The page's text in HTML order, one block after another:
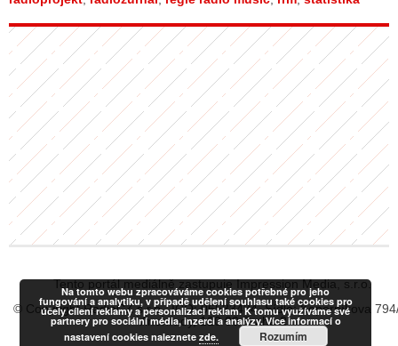
Tento portál mediálně zastupuje Impression Media, s.r.o.
© Copyright RadiaCZ s.r.o., IČO: 06533434, Sídlo: Koperníkova
Vinohrady, 120 00 Praha 2
Na tomto webu zpracováváme cookies potřebné pro jeho
fungování a analytiku, v případě udělení souhlasu také cookies pro
účely cílení reklamy a personalizaci reklam. K tomu využíváme své
partnery pro sociální média, inzerci a analýzy. Více informací o
nastavení cookies naleznete zde. Rozumím